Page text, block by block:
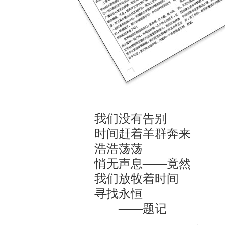
我们没有告别
时间赶着羊群奔来
浩浩荡荡
悄无声息——竟然
我们放牧着时间
寻找永恒
——题记